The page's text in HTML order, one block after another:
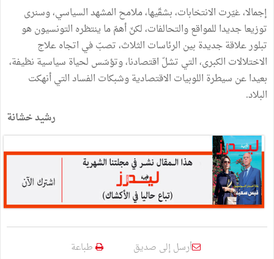
إجمالا، غيّرت الانتخابات، بشقّيها، ملامح المشهد السياسي، وسنرى
توزيعا جديدا للمواقع والتحالفات، لكنّ أهمّ ما ينتظره التونسيون هو
تبلور علاقة جديدة بين الرئاسات الثلاث، تصبّ في اتجاه علاج
الاختلالات الكبرى، التي تشلّ اقتصادنا، وتؤسّس لحياة سياسية نظيفة،
بعيدا عن سيطرة اللوبيات الاقتصادية وشبكات الفساد التي أنهكت
البلاد.
رشيد خشانة
أرسل إلى صديق طباعة